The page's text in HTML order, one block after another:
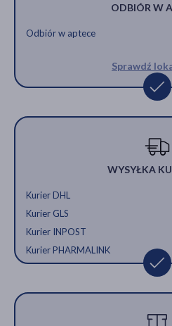
ODBIÓR W
Odbiór w aptece
Sprawdź
WYSYŁKA
Kurier DHL
Kurier GLS
Kurier INPOST
Kurier PHARMALINK